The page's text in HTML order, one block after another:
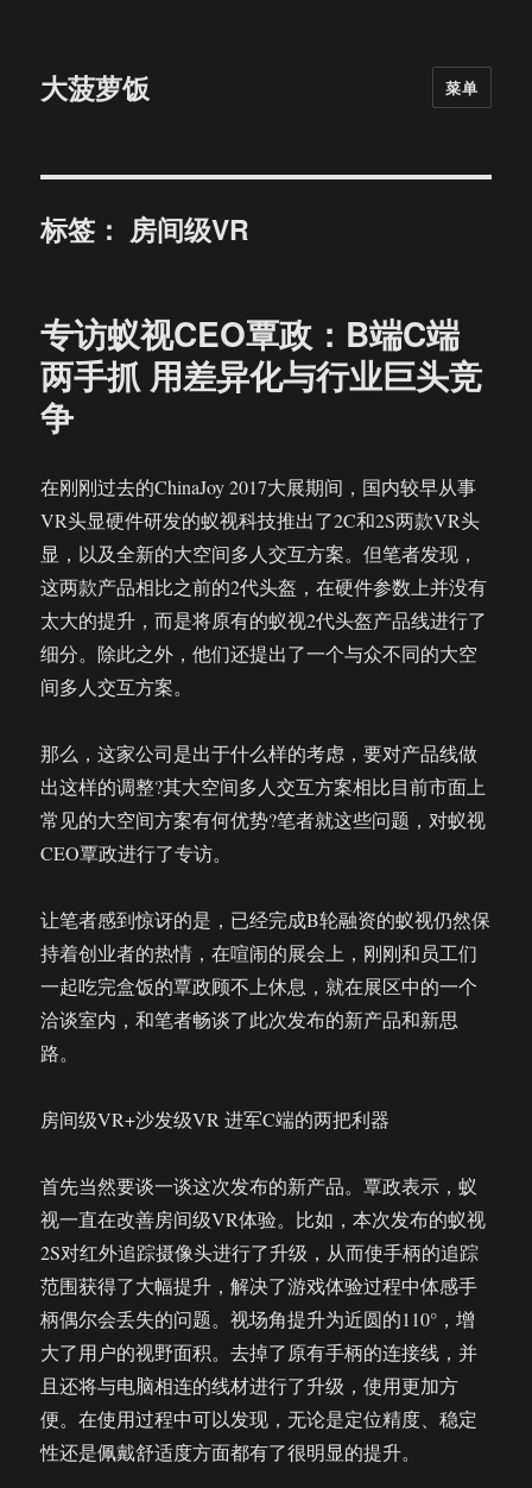
大菠萝饭 菜单
标签： 房间级VR
专访蚁视CEO覃政：B端C端
两手抓 用差异化与行业巨头竞
争
在刚刚过去的ChinaJoy 2017大展期间，国内较早从事
VR头显硬件研发的蚁视科技推出了2C和2S两款VR头
显，以及全新的大空间多人交互方案。但笔者发现，
这两款产品相比之前的2代头盔，在硬件参数上并没有
太大的提升，而是将原有的蚁视2代头盔产品线进行了
细分。除此之外，他们还提出了一个与众不同的大空
间多人交互方案。
那么，这家公司是出于什么样的考虑，要对产品线做
出这样的调整?其大空间多人交互方案相比目前市面上
常见的大空间方案有何优势?笔者就这些问题，对蚁视
CEO覃政进行了专访。
让笔者感到惊讶的是，已经完成B轮融资的蚁视仍然保
持着创业者的热情，在喧闹的展会上，刚刚和员工们
一起吃完盒饭的覃政顾不上休息，就在展区中的一个
洽谈室内，和笔者畅谈了此次发布的新产品和新思
路。
房间级VR+沙发级VR 进军C端的两把利器
首先当然要谈一谈这次发布的新产品。覃政表示，蚁
视一直在改善房间级VR体验。比如，本次发布的蚁视
2S对红外追踪摄像头进行了升级，从而使手柄的追踪
范围获得了大幅提升，解决了游戏体验过程中体感手
柄偶尔会丢失的问题。视场角提升为近圆的110°，增
大了用户的视野面积。去掉了原有手柄的连接线，并
且还将与电脑相连的线材进行了升级，使用更加方
便。在使用过程中可以发现，无论是定位精度、稳定
性还是佩戴舒适度方面都有了很明显的提升。